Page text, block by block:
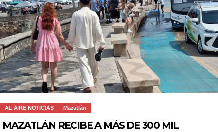
AL AIRE NOTICIAS Mazatlán
MAZATLÁN RECIBE A MÁS DE 300 MIL